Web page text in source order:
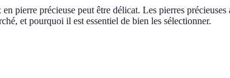
pierre précieuse peut être délicat. Les pierres
et pourquoi il est essentiel de bien les sélectionner.